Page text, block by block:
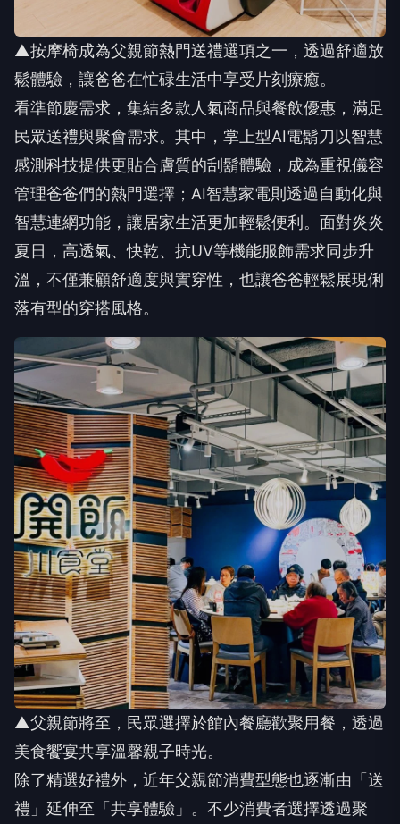
▲按摩椅成為父親節熱門送禮選項之一，透過舒適放
鬆體驗，讓爸爸在忙碌生活中享受片刻療癒。
看準節慶需求，集結多款人氣商品與餐飲優惠，滿足
民眾送禮與聚會需求。其中，掌上型AI電鬍刀以智慧
感測科技提供更貼合膚質的刮鬍體驗，成為重視儀容
管理爸爸們的熱門選擇；AI智慧家電則透過自動化與
智慧連網功能，讓居家生活更加輕鬆便利。面對炎炎
夏日，高透氣、快乾、抗UV等機能服飾需求同步升
溫，不僅兼顧舒適度與實穿性，也讓爸爸輕鬆展現俐
落有型的穿搭風格。
▲父親節將至，民眾選擇於館內餐廳歡聚用餐，透過
美食饗宴共享溫馨親子時光。
除了精選好禮外，近年父親節消費型態也逐漸由「送
禮」延伸至「共享體驗」。不少消費者選擇透過聚